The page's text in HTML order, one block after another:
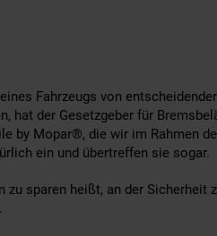
Fahrzeugs von
hat der Gesetzgeber für
by Mopar®, die wir im Rahmen
ein und übertreffen sie sogar.
zu sparen heißt, an der Sicherheit